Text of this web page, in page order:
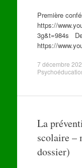
Première
https://
3g&t=984s
https://
7 décembre
La
scolaire –
dossier)